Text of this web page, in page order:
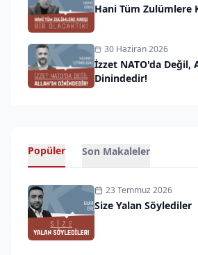
Hani Tüm Zulümlere
30 Haziran 2026
İzzet NATO'da Değil,
Dinindedir!
Popüler Son Makaleler
23 Temmuz 2026
Size Yalan Söylediler